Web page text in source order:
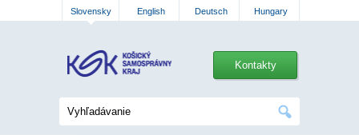
Slovensky English Deutsch Hungary
Kontakty